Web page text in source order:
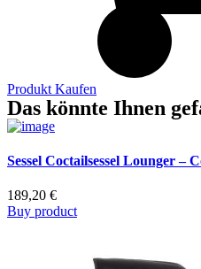
Produkt Kaufen
Das könnte Ihnen
Sessel Coctailsessel Lounger –
189,20 €
Buy product